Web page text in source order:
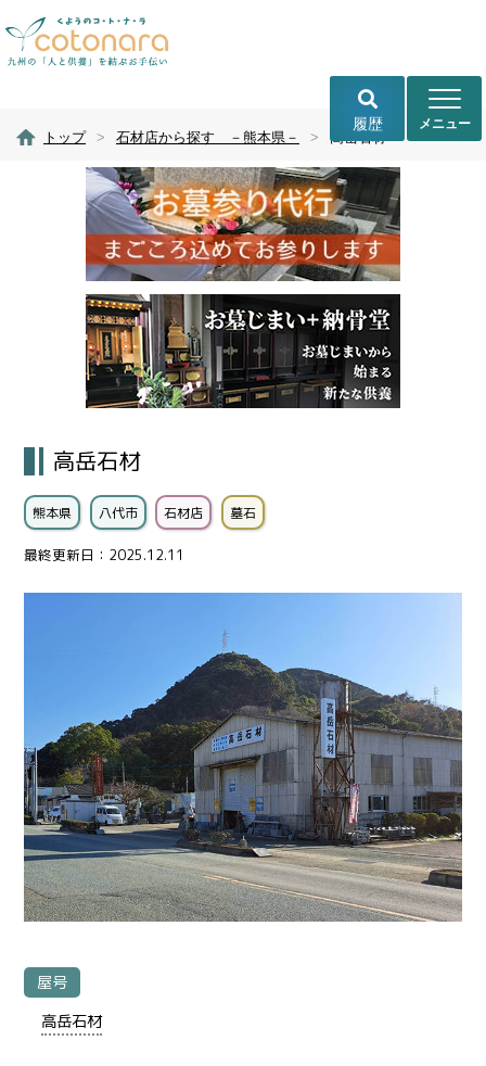
トップ > 石材店から探す －熊本県－ > 高岳石材
高岳石材
熊本県 八代市 石材店 墓石
最終更新日：2025.12.11
屋号
高岳石材
履歴